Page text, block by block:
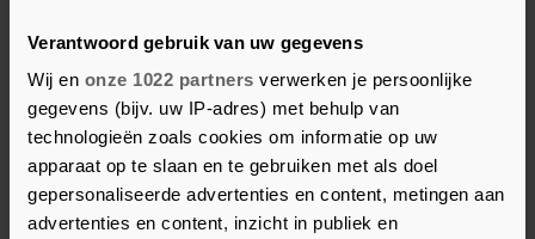
Verantwoord gebruik van uw gegevens
Wij en onze 1022 partners verwerken je persoonlijke
gegevens (bijv. uw IP-adres) met behulp van
technologieën zoals cookies om informatie op uw
apparaat op te slaan en te gebruiken met als doel
gepersonaliseerde advertenties en content, metingen aan
advertenties en content, inzicht in publiek en
is een uitzondering mogelijk op zwaarwegende
humanitaire gronden.